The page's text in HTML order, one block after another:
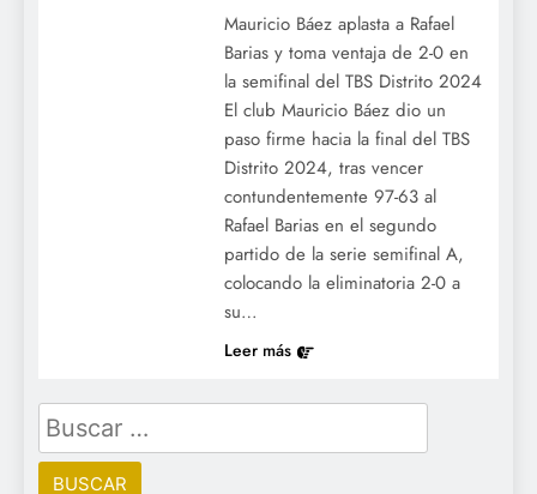
Mauricio Báez aplasta a Rafael
Barias y toma ventaja de 2-0 en
la semifinal del TBS Distrito 2024
El club Mauricio Báez dio un
paso firme hacia la final del TBS
Distrito 2024, tras vencer
contundentemente 97-63 al
Rafael Barias en el segundo
partido de la serie semifinal A,
colocando la eliminatoria 2-0 a
su…
Leer más
Buscar: